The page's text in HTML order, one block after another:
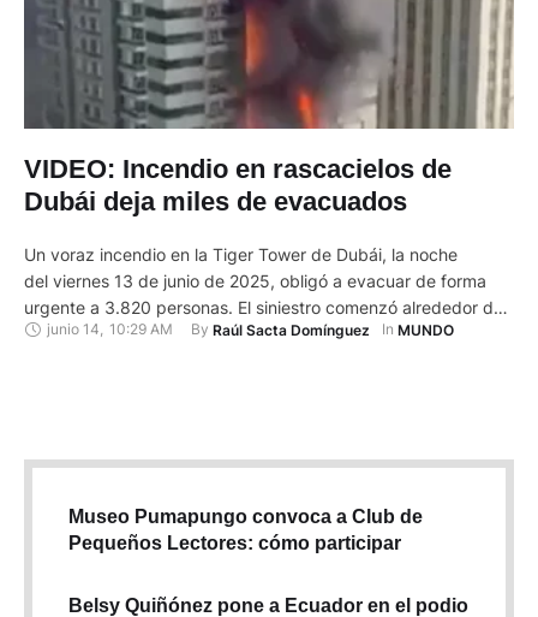
VIDEO: Incendio en rascacielos de
Dubái deja miles de evacuados
Un voraz incendio en la Tiger Tower de Dubái, la noche
del viernes 13 de junio de 2025, obligó a evacuar de forma
urgente a 3.820 personas. El siniestro comenzó alrededor de
las 21:30 (hora local) y afectó los pisos superiores de
junio 14, 10:29 AM By Raúl Sacta Domínguez In MUNDO
Museo Pumapungo convoca a Club de
Pequeños Lectores: cómo participar
Belsy Quiñónez pone a Ecuador en el podio